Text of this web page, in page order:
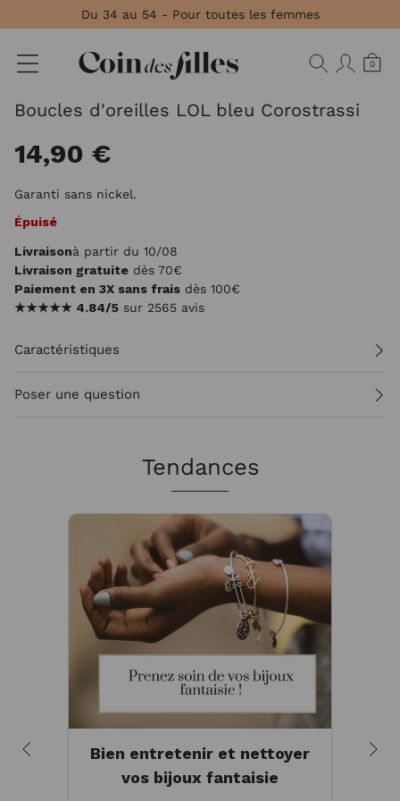
Du 34 au 54 - Pour toutes les femmes
0
Boucles d'oreilles LOL bleu Corostrassi
14,90 €
Garanti sans nickel.
Épuisé
Livraisonà partir du 10/08
Livraison gratuite dès 70€
Paiement en 3X sans frais dès 100€
★★★★★ 4.84/5 sur 2565 avis
Caractéristiques
Poser une question
Tendances
Bien entretenir et nettoyer
vos bijoux fantaisie
Panneau de gestion des cookies